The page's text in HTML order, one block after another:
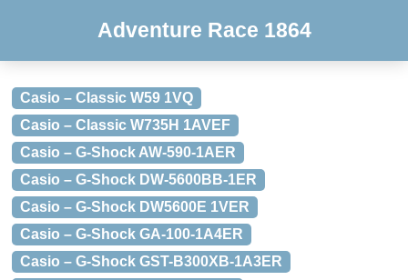
Adventure Race 1864
Casio – Classic W59 1VQ
Casio – Classic W735H 1AVEF
Casio – G-Shock AW-590-1AER
Casio – G-Shock DW-5600BB-1ER
Casio – G-Shock DW5600E 1VER
Casio – G-Shock GA-100-1A4ER
Casio – G-Shock GST-B300XB-1A3ER